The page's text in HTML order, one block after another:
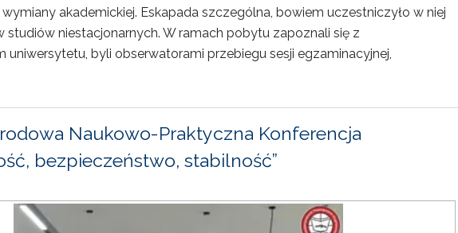
akademickiej. Eskapada szczególna, bowiem uczestniczyło w niej
studiów niestacjonarnych. W ramach pobytu zapoznali się z
uniwersytetu, byli obserwatorami przebiegu sesji egzaminacyjnej,
Naukowo-Praktyczna Konferencja
bezpieczeństwo, stabilność”